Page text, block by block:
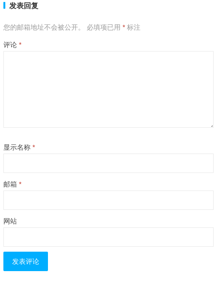
发表回复
您的邮箱地址不会被公开。 必填项已用 *标注
评论 *
显示名称 *
邮箱 *
网站